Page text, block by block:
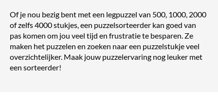
Of je nou bezig bent met een legpuzzel van 500, 1000, 2000
of zelfs 4000 stukjes, een puzzelsorteerder kan goed van
pas komen om jou veel tijd en frustratie te besparen. Ze
maken het puzzelen en zoeken naar een puzzelstukje veel
overzichtelijker. Maak jouw puzzelervaring nog leuker met
een sorteerder!